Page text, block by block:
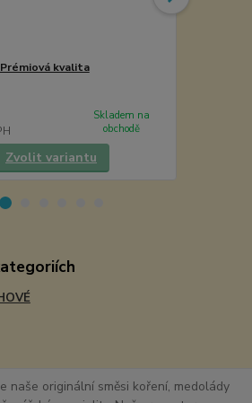
kvalita
Skladem na
obchodě
Zvolit variantu
naše originální směsi koření, medolády